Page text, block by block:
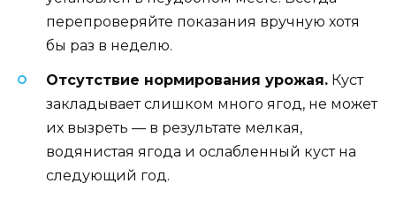
перепроверяйте показания вручную хотя
бы раз в неделю.
Отсутствие нормирования урожая. Куст
закладывает слишком много ягод, не может
их вызреть — в результате мелкая,
водянистая ягода и ослабленный куст на
следующий год.